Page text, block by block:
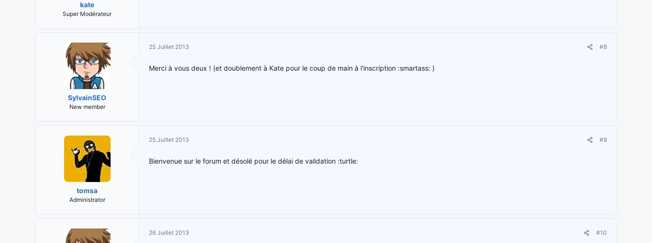
kate
Super Modérateur
SylvainSEO
New member
25 Juillet 2013 #8
Merci à vous deux ! (et doublement à Kate pour le coup de main à l'inscription :smartass: )
tomsa
Administrator
25 Juillet 2013 #9
Bienvenue sur le forum et désolé pour le délai de validation :turtle:
26 Juillet 2013 #10